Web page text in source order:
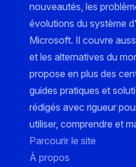
nouveautés, les
évolutions du système
Microsoft. Il couvre
et les alternatives du
propose en plus des
guides pratiques et
rédigés avec rigueur
utiliser, comprendre et
Parcourir le site
À propos